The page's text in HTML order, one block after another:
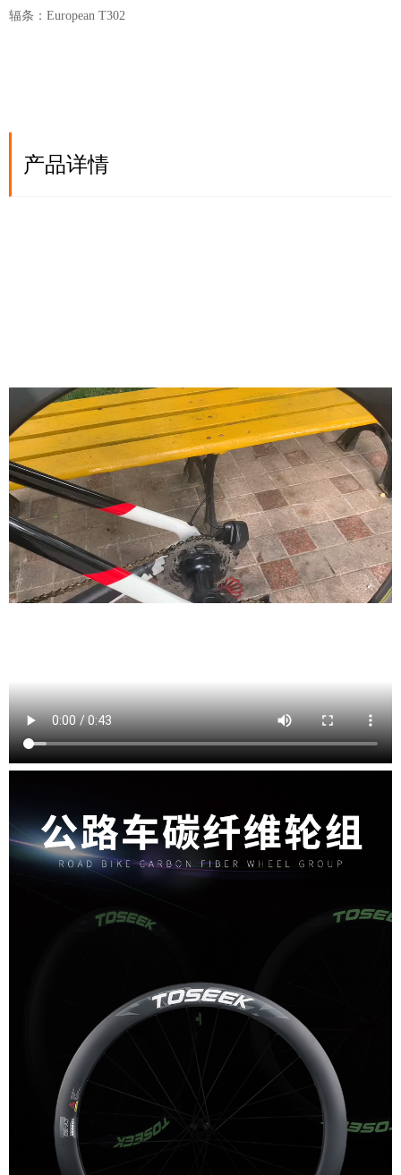
辐条：European T302
产品详情